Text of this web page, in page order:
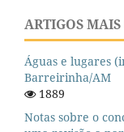
ARTIGOS
Águas e lugares
Barreirinha/AM
1889
Notas sobre o